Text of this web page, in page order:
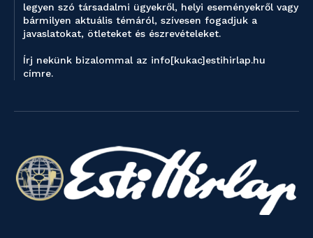
legyen szó társadalmi ügyekről, helyi eseményekről vagy
bármilyen aktuális témáról, szívesen fogadjuk a
javaslatokat, ötleteket és észrevételeket.
Írj nekünk bizalommal az info[kukac]estihirlap.hu
címre.